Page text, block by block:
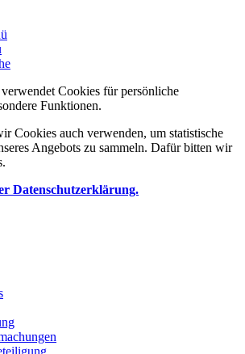
Cookies für persönliche
Funktionen.
Cookies auch verwenden, um statistische
Angebots zu sammeln. Dafür bitten wir
Datenschutzerklärung.